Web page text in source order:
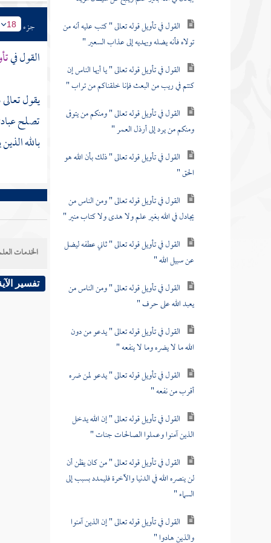
القول في تأويل قوله تعالى " كتب عليه أنه من
تولاه فأنه يضله ويهديه إلى عذاب السعير "
القول في تأويل قوله تعالى " يا أيها الناس إن
كنتم في ريب من البعث فإنا خلقناكم من تراب "
القول في تأويل قوله تعالى " ومنكم من يتوفى
ومنكم من يرد إلى أرذل العمر "
القول في تأويل قوله تعالى " ذلك بأن الله هو
الحق "
القول في تأويل قوله تعالى " ومن الناس من
يجادل في الله بغير علم ولا هدى ولا كتاب منير "
القول في تأويل قوله تعالى " ثاني عطفه ليضل
عن سبيل الله "
القول في تأويل قوله تعالى " ومن الناس من
يعبد الله على حرف "
القول في تأويل قوله تعالى " يدعو من دون
الله ما لا يضره وما لا ينفعه "
القول في تأويل قوله تعالى " يدعو لمن ضره
أقرب من نفعه "
القول في تأويل قوله تعالى " إن الله يدخل
الذين آمنوا وعملوا الصالحات جنات "
القول في تأويل قوله تعالى " من كان يظن أن
لن ينصره الله في الدنيا والآخرة فليمدد بسبب إلى
السماء "
القول في تأويل قوله تعالى " إن الذين آمنوا
والذين هادوا "
جزء 18
القول في
يقول
تصلح
بالله
الخدمات
تفسير